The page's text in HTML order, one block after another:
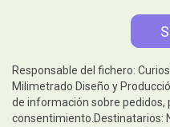
Responsable del fichero:
Milimetrado Diseño y
de información sobre pedidos,
consentimiento.Destinatarios: